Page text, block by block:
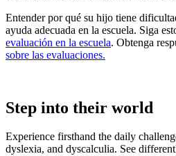
Entender por qué su hijo tiene
ayuda adecuada en la escuela. Siga
evaluación en la escuela. Obtenga
sobre las evaluaciones.
Step into their world
Experience firsthand the daily
dyslexia, and dyscalculia. See